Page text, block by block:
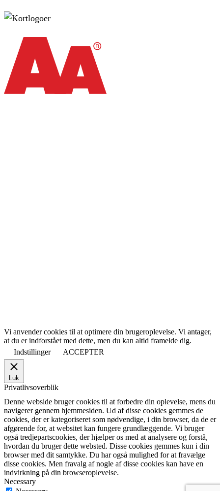
Vi anvender cookies til at optimere din brugeroplevelse. Vi antager,
at du er indforstået med dette, men du kan altid framelde dig.
Indstillinger
ACCEPTER
Luk
Privatlivsoverblik
Denne webside bruger cookies til at forbedre din oplevelse, mens du
navigerer gennem hjemmesiden. Ud af disse cookies gemmes de
cookies, der er kategoriseret som nødvendige, i din browser, da de er
afgørende for, at websitet kan fungere grundlæggende. Vi bruger
også tredjepartscookies, der hjælper os med at analysere og forstå,
hvordan du bruger dette websted. Disse cookies gemmes kun i din
browser med dit samtykke. Du har også mulighed for at fravælge
disse cookies. Men fravalg af nogle af disse cookies kan have en
indvirkning på din browseroplevelse.
Necessary